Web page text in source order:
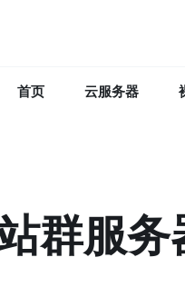
首页 云服务器
群服